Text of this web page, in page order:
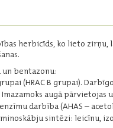
herbicīds, ko lieto zirņu,
un bentazonu:
(HRAC B grupai).
augā pārvietojas
darbība (AHAS –
sintēzi: leicīnu,
l